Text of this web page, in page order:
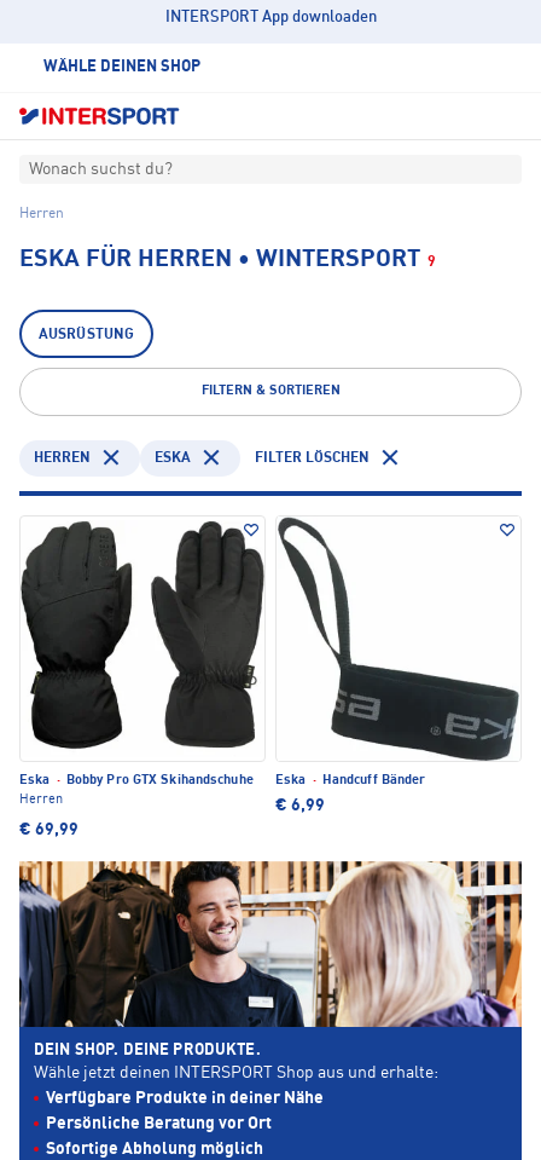
INTERSPORT App downloaden
WÄHLE DEINEN SHOP
Wonach suchst du?
Herren
ESKA FÜR HERREN • WINTERSPORT 9
AUSRÜSTUNG
FILTERN & SORTIEREN
HERREN ESKA FILTER LÖSCHEN
Eska ·
Bobby Pro GTX Skihandschuhe
Herren
€ 69,99
Eska · Handcuff Bänder
€ 6,99
DEIN SHOP. DEINE PRODUKTE.
Wähle jetzt deinen INTERSPORT Shop aus und erhalte:
Verfügbare Produkte in deiner Nähe
Persönliche Beratung vor Ort
Sofortige Abholung möglich